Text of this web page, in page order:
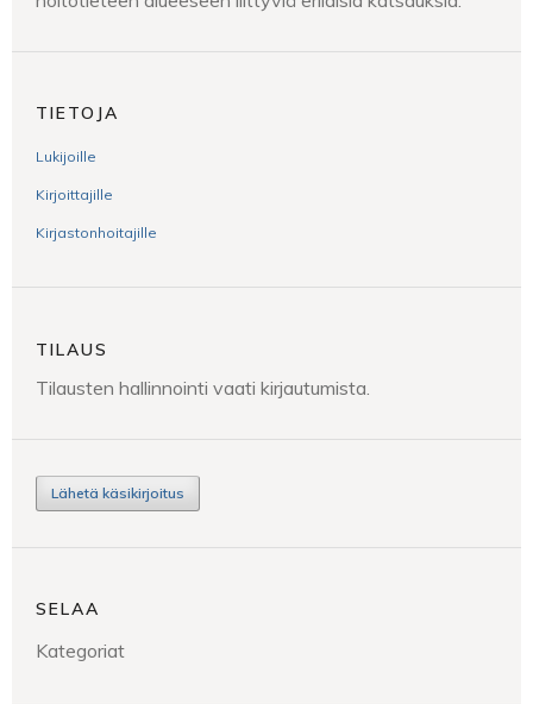
TIETOJA
Lukijoille
Kirjoittajille
Kirjastonhoitajille
TILAUS
Tilausten hallinnointi vaati kirjautumista.
Lähetä käsikirjoitus
SELAA
Kategoriat